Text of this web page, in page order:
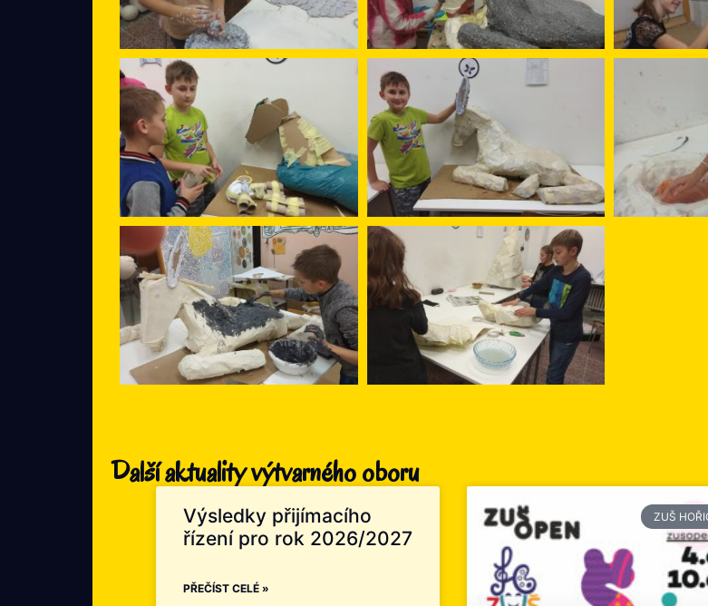
Další aktuality výtvarného oboru
Výsledky přijímacího
řízení pro rok 2026/2027
PŘEČÍST CELÉ »
ZUŠ